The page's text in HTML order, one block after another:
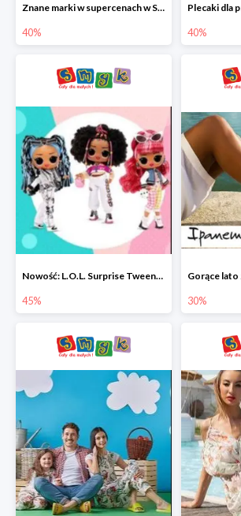
Znane marki w supercenach w Smyku - buty do -40%
40% 40%
Nowość: L.O.L. Surprise Tweens Doll w Smyku do -45%
45% 30%